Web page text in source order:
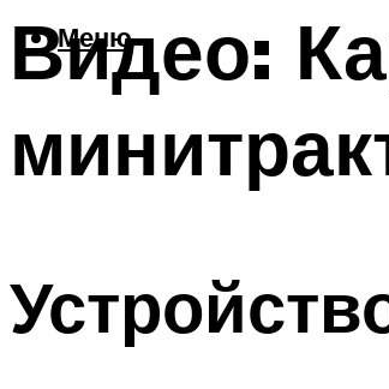
Меню
Видео: